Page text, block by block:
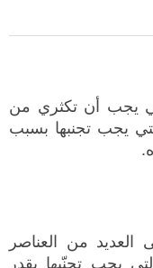
يجب أن تكثري من
يجب تجنبها بسبب
العديد من العناصر
يجب تجنّبها بقدر